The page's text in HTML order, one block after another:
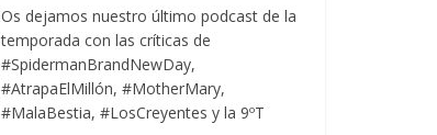
Os dejamos nuestro último podcast de la
temporada con las críticas de
#SpidermanBrandNewDay,
#AtrapaElMillón, #MotherMary,
#MalaBestia, #LosCreyentes y la 9ºT